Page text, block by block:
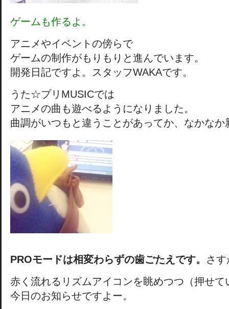
ゲームも作るよ。
アニメやイベントの傍らで
ゲームの制作がもりもりと進んでいます。
開発日記ですよ。スタッフWAKAです。
うた☆プリMUSICでは
アニメの曲も遊べるようになりました。
曲調がいつもと違うことがあってか、なかなか
PROモードは相変わらずの歯ごたえです。 さ
赤く流れるリズムアイコンを眺めつつ（押せて
今日のお知らせですよー。